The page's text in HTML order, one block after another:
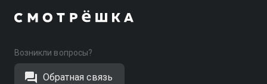
Возникли вопросы?
Обратная связь